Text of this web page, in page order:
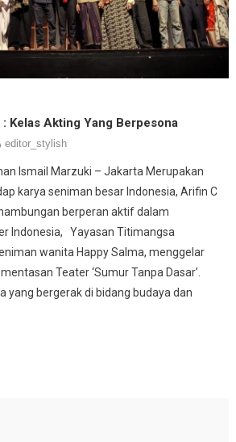
: Kelas Akting Yang Berpesona
editor_stylish
Ismail Marzuki – Jakarta Merupakan
karya seniman besar Indonesia, Arifin C
berperan aktif dalam
Indonesia, Yayasan Titimangsa
wanita Happy Salma, menggelar
Teater ‘Sumur Tanpa Dasar’.
yang bergerak di bidang budaya dan